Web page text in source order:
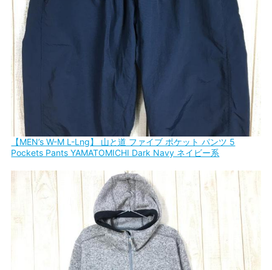
【MEN’s W-M L-Lng】 山と道 ファイブ ポケット パンツ 5
Pockets Pants YAMATOMICHI Dark Navy ネイビー系